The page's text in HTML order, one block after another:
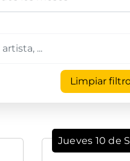
Limpiar
Jueves 10 de